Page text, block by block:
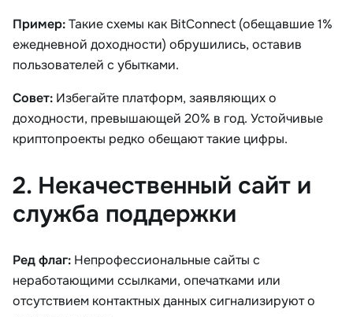
Пример:Такие схемы как BitConnect (обещавшие 1%
ежедневной доходности) обрушились, оставив
пользователей с убытками.
Совет: Избегайте платформ, заявляющих о
доходности, превышающей 20% в год. Устойчивые
криптопроекты редко обещают такие цифры.
2. Некачественный сайт и
служба поддержки
Ред флаг: Непрофессиональные сайты с
неработающими ссылками, опечатками или
отсутствием контактных данных сигнализируют о